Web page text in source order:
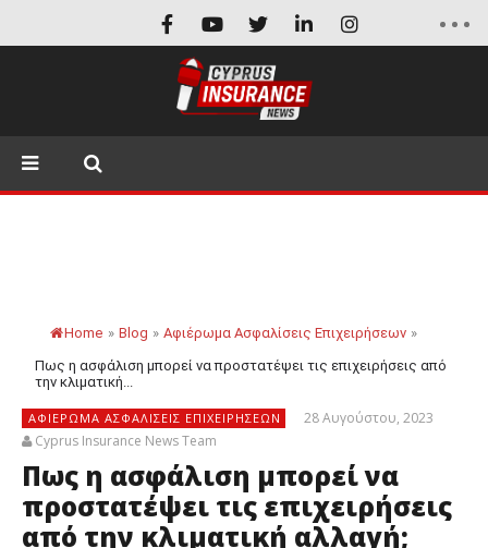
Home » Blog » Αφιέρωμα Ασφαλίσεις Επιχειρήσεων »
Πως η ασφάλιση μπορεί να προστατέψει τις επιχειρήσεις από
την κλιματική...
ΑΦΙΈΡΩΜΑ ΑΣΦΑΛΊΣΕΙΣ ΕΠΙΧΕΙΡΉΣΕΩΝ
28 Αυγούστου, 2023
Cyprus Insurance News Team
Πως η ασφάλιση μπορεί να
προστατέψει τις επιχειρήσεις
από την κλιματική αλλαγή;